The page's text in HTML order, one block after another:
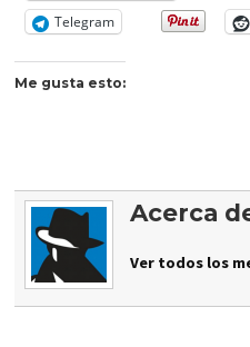
Telegram
Me gusta esto:
Acerca
Ver todos los